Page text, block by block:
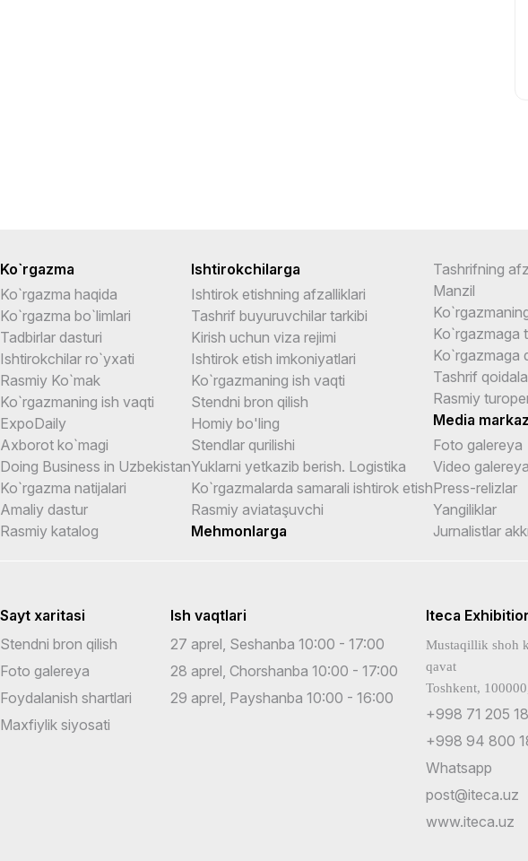
Ko`rgazma
Ko`rgazma haqida
Ko`rgazma bo`limlari
Tadbirlar dasturi
Ishtirokchilar ro`yxati
Rasmiy Ko`mak
Ko`rgazmaning ish vaqti
ExpoDaily
Axborot ko`magi
Doing Business in Uzbekistan
Ko`rgazma natijalari
Amaliy dastur
Rasmiy katalog
Ishtirokchilarga
Ishtirok etishning afzalliklari
Tashrif buyuruvchilar tarkibi
Kirish uchun viza rejimi
Ishtirok etish imkoniyatlari
Ko`rgazmaning ish vaqti
Stendni bron qilish
Homiy bo'ling
Stendlar qurilishi
Yuklarni yetkazib berish. Logistika
Ko`rgazmalarda samarali ishtirok etish
Rasmiy aviataşuvchi
Mehmonlarga
Tashrifning
Manzil
Ko`rgazmaga
Ko`rgazmaga
Tashrif
Rasmiy
Media
Foto galereya
Video galereya
Press-relizlar
Yangiliklar
Jurnalistlar
Sayt xaritasi
Stendni bron qilish
Foto galereya
Foydalanish shartlari
Maxfiylik siyosati
Ish vaqtlari
27 aprel, Seshanba 10:00 - 17:00
28 aprel, Chorshanba 10:00 - 17:00
29 aprel, Payshanba 10:00 - 16:00
Iteca
Mustaqillik shoh
qavat
Toshkent,
+998 71 205
+998 94 800
Whatsapp
post@iteca.uz
www.iteca.uz